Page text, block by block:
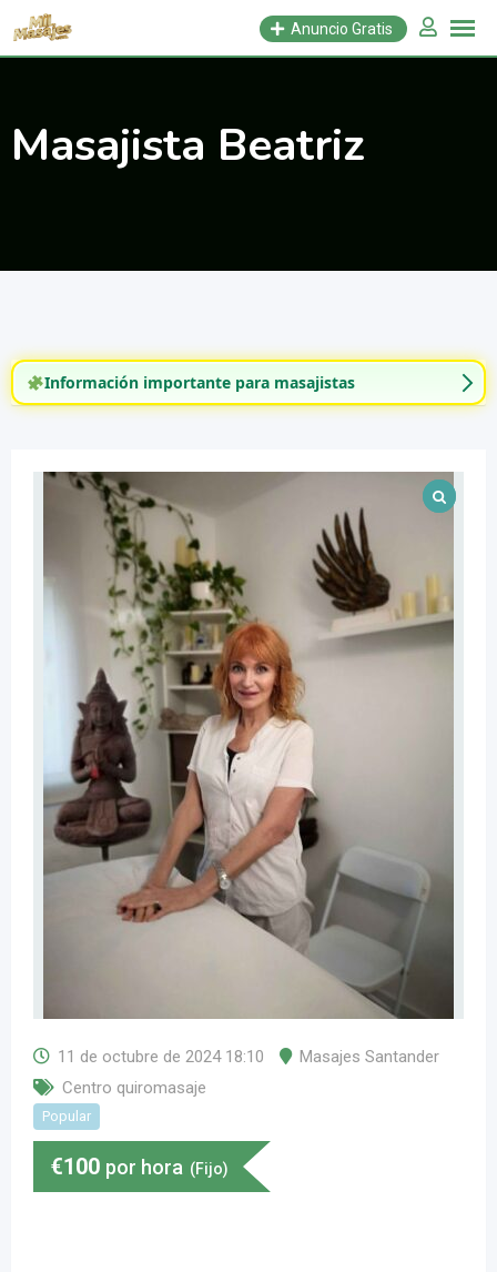
Saltar
Anuncio Gratis
Masajista Beatriz
Información importante para masajistas
11 de octubre de 2024 18:10
Masajes Santander
Centro quiromasaje
Popular
€100 por hora (Fijo)